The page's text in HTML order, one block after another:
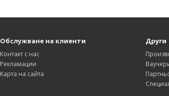
Обслужване на клиенти
Контакт с нас
Рекламации
Карта на сайта
Други